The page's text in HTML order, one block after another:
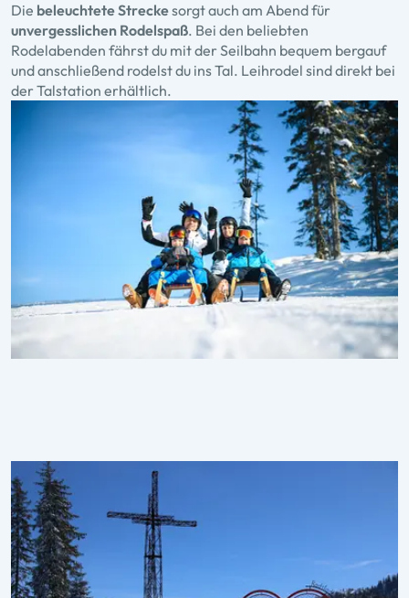
Die beleuchtete Streckesorgt auch am Abend für
unvergesslichen Rodelspaß. Bei den beliebten
Rodelabenden fährst du mit der Seilbahn bequem bergauf
und anschließend rodelst du ins Tal. Leihrodel sind direkt bei
der Talstation erhältlich.